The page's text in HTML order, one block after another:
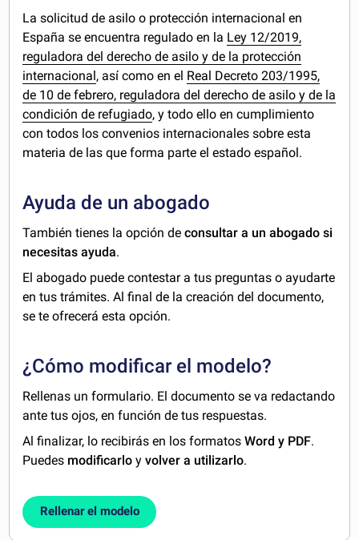
La solicitud de asilo o protección internacional en
España se encuentra regulado en la Ley 12/2019,
reguladora del derecho de asilo y de la protección
internacional, así como en el Real Decreto 203/1995,
de 10 de febrero, reguladora del derecho de asilo y de la
condición de refugiado, y todo ello en cumplimiento
con todos los convenios internacionales sobre esta
materia de las que forma parte el estado español.
Ayuda de un abogado
También tienes la opción deconsultar a un abogado si
necesitas ayuda.
El abogado puede contestar a tus preguntas o ayudarte
en tus trámites. Al final de la creación del documento,
se te ofrecerá esta opción.
¿Cómo modificar el modelo?
Rellenas un formulario. El documento se va redactando
ante tus ojos, en función de tus respuestas.
Al finalizar, lo recibirás en los formatosWord y PDF.
Puedes modificarlo yvolver a utilizarlo.
Rellenar el modelo